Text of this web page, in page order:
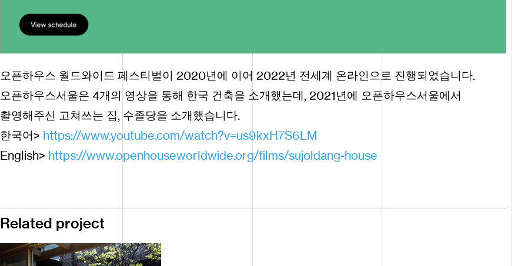
오픈하우스 월드와이드 페스티벌이 2020년에 이어 2022년 전세계 온라인으로 진행되었습니다.
오픈하우스서울은 4개의 영상을 통해 한국 건축을 소개했는데, 2021년에 오픈하우스서울에서
촬영해주신 고쳐쓰는 집,수졸당을 소개했습니다.
한국어> https://www.youtube.com/watch?v=us9kxH7S6LM
English> https://www.openhouseworldwide.org/films/sujoldang-house
Related project